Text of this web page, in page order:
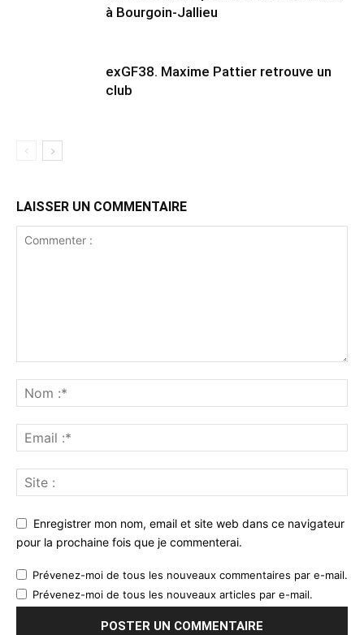
à Bourgoin-Jallieu
exGF38. Maxime Pattier retrouve un
club
LAISSER UN COMMENTAIRE
Enregistrer mon nom, email et site web dans ce navigateur
pour la prochaine fois que je commenterai.
Prévenez-moi de tous les nouveaux commentaires par e-mail.
Prévenez-moi de tous les nouveaux articles par e-mail.